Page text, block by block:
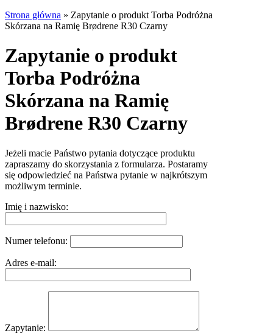
Strona główna » Zapytanie o produkt Torba Podróżna
Skórzana na Ramię Brødrene R30 Czarny
Zapytanie o produkt
Torba Podróżna
Skórzana na Ramię
Brødrene R30 Czarny
Jeżeli macie Państwo pytania dotyczące produktu
zapraszamy do skorzystania z formularza. Postaramy
się odpowiedzieć na Państwa pytanie w najkrótszym
możliwym terminie.
Imię i nazwisko:
Numer telefonu:
Adres e-mail:
Zapytanie: